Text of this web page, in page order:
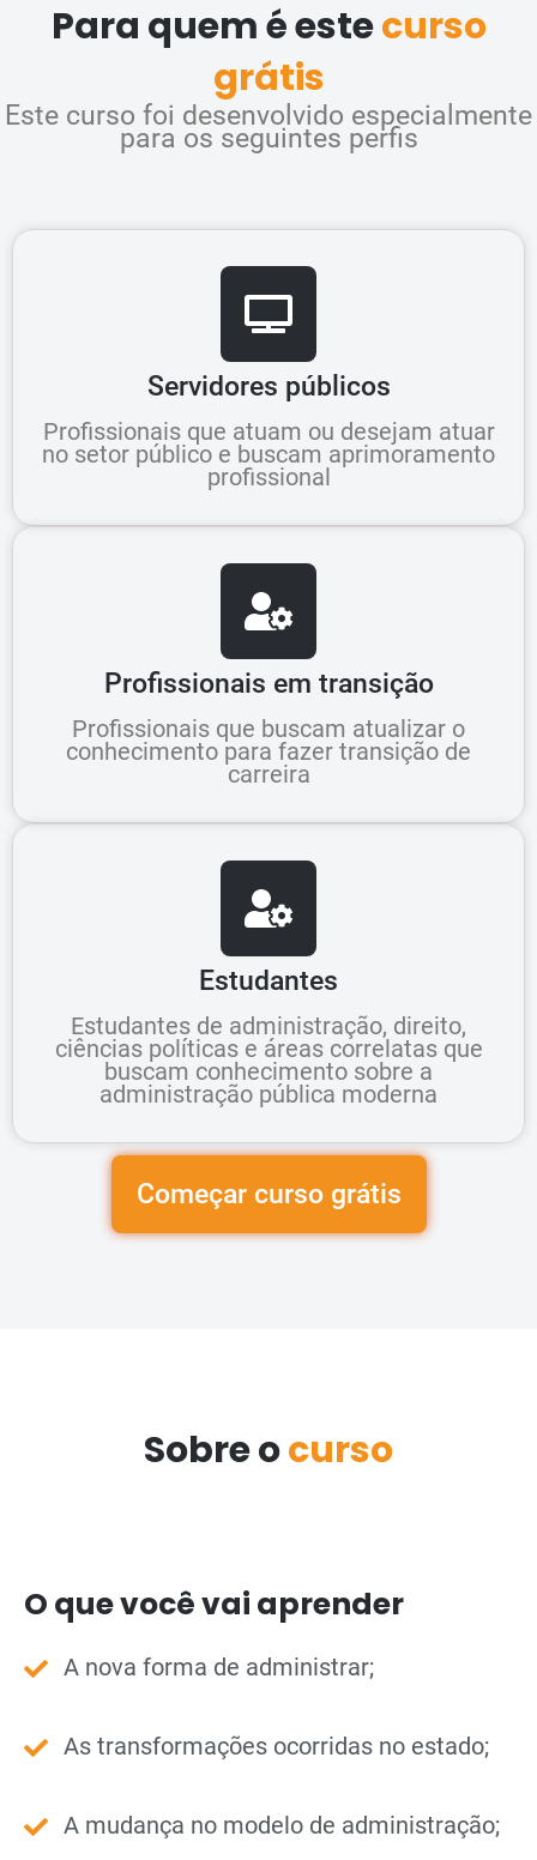
Para quem é estecurso
grátis
Este curso foi desenvolvido especialmente
para os seguintes perfis
Servidores públicos
Profissionais que atuam ou desejam atuar
no setor público e buscam aprimoramento
profissional
Profissionais em transição
Profissionais que buscam atualizar o
conhecimento para fazer transição de
carreira
Estudantes
Estudantes de administração, direito,
ciências políticas e áreas correlatas que
buscam conhecimento sobre a
administração pública moderna
Começar curso grátis
Sobre ocurso
O que você vai aprender
A nova forma de administrar;
As transformações ocorridas no estado;
A mudança no modelo de administração;